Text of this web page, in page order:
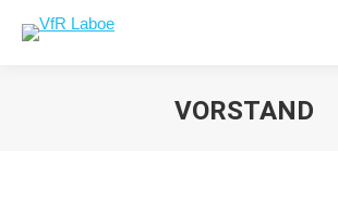
VORSTAND